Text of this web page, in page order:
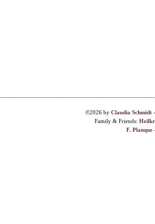
©2026 by Claudia Schmidt
Family & Friends:
F. Planque